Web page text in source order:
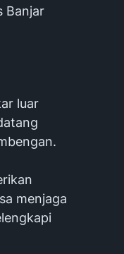
Banjar
luar
menjaga